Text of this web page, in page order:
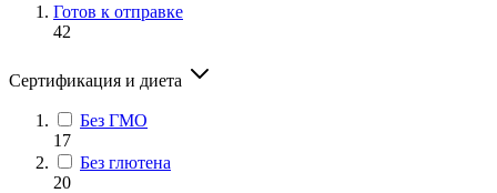
Готов к отправке
42
Сертификация и диета
Без ГМО
17
Без глютена
20